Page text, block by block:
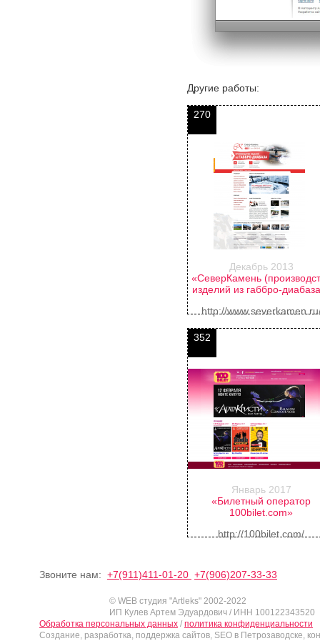
Другие работы:
270
Декабрь 2013
«СеверКамень
изделий из габбро-
http://
352
Январь 2017
«Билетный оператор
100bilet.com»
http://100bilet.com/
Звоните нам: +7(911)411-01-20 +7(906)207-33-33
© WEB студия "Artleks" 2002-2022
ИП Кулев Артем Эдуардович / ИНН 100122343520
Обработка персональных данных / политика конфиденциальности
Создание, разработка, поддержка сайтов, SEO в Петрозаводске,